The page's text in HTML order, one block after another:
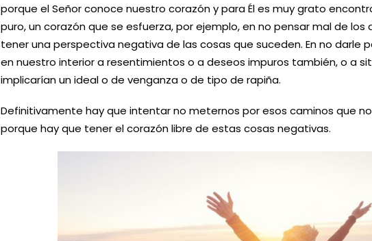
porque el Señor conoce nuestro corazón y para Él es muy grato
puro, un corazón que se esfuerza, por ejemplo, en no pensar mal de los
tener una perspectiva negativa de las cosas que suceden. En no darle
en nuestro interior a resentimientos o a deseos impuros también, o a
implicarían un ideal o de venganza o de tipo de rapiña.
Definitivamente hay que intentar no meternos por esos caminos que
porque hay que tener el corazón libre de estas cosas negativas.